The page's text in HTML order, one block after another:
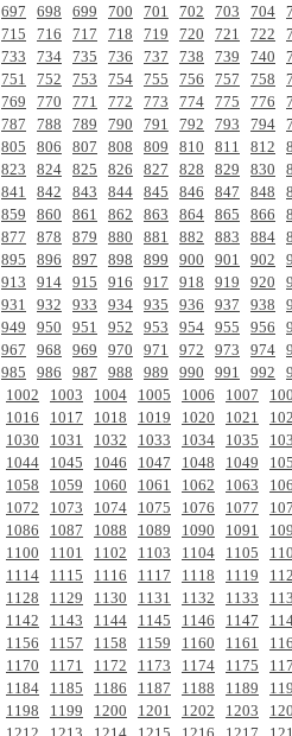
697 698 699 700 701 702 703 704
715 716 717 718 719 720 721 722
733 734 735 736 737 738 739 740
751 752 753 754 755 756 757 758
769 770 771 772 773 774 775 776
787 788 789 790 791 792 793 794
805 806 807 808 809 810 811 812
823 824 825 826 827 828 829 830
841 842 843 844 845 846 847 848
859 860 861 862 863 864 865 866
877 878 879 880 881 882 883 884
895 896 897 898 899 900 901 902
913 914 915 916 917 918 919 920
931 932 933 934 935 936 937 938
949 950 951 952 953 954 955 956
967 968 969 970 971 972 973 974
985 986 987 988 989 990 991 992
1002 1003 1004 1005 1006 1007
1016 1017 1018 1019 1020 1021
1030 1031 1032 1033 1034 1035
1044 1045 1046 1047 1048 1049
1058 1059 1060 1061 1062 1063
1072 1073 1074 1075 1076 1077
1086 1087 1088 1089 1090 1091
1100 1101 1102 1103 1104 1105
1114 1115 1116 1117 1118 1119
1128 1129 1130 1131 1132 1133
1142 1143 1144 1145 1146 1147
1156 1157 1158 1159 1160 1161
1170 1171 1172 1173 1174 1175
1184 1185 1186 1187 1188 1189
1198 1199 1200 1201 1202 1203